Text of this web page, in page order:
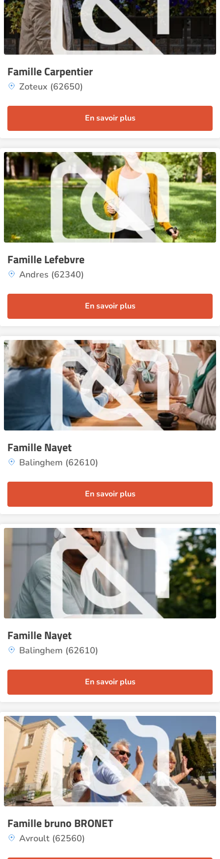
Famille Carpentier
Zoteux (62650)
En savoir plus
Famille Lefebvre
Andres (62340)
En savoir plus
Famille Nayet
Balinghem (62610)
En savoir plus
Famille Nayet
Balinghem (62610)
En savoir plus
Famille bruno BRONET
Avroult (62560)